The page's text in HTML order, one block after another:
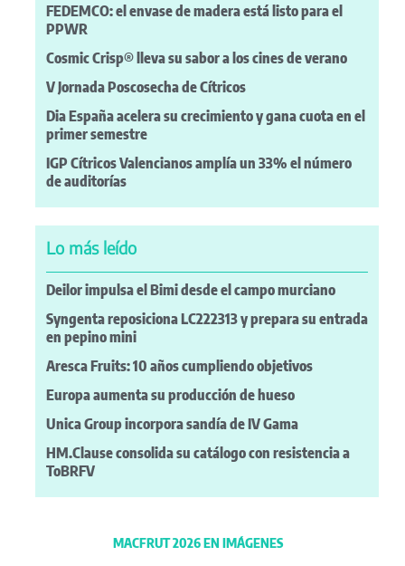
FEDEMCO: el envase de madera está listo para el
PPWR
Cosmic Crisp® lleva su sabor a los cines de verano
V Jornada Poscosecha de Cítricos
Dia España acelera su crecimiento y gana cuota en el
primer semestre
IGP Cítricos Valencianos amplía un 33% el número
de auditorías
Lo más leído
Deilor impulsa el Bimi desde el campo murciano
Syngenta reposiciona LC222313 y prepara su entrada
en pepino mini
Aresca Fruits: 10 años cumpliendo objetivos
Europa aumenta su producción de hueso
Unica Group incorpora sandía de IV Gama
HM.Clause consolida su catálogo con resistencia a
ToBRFV
MACFRUT 2026 EN IMÁGENES